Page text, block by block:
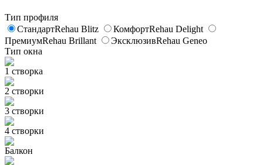
Тип профиля
СтандартRehau Blitz КомфортRehau Delight
ПремиумRehau Brillant ЭксклюзивRehau Geneo
Тип окна
1 створка
2 створки
3 створки
4 створки
Балкон